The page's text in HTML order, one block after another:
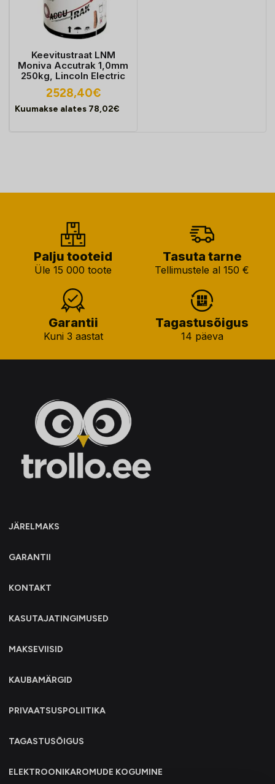
Keevitustraat LNM
Moniva Accutrak 1,0mm
250kg, Lincoln Electric
2528,40€
Kuumakse alates 78,02€
Palju tooteid
Üle 15 000 toote
Tasuta tarne
Tellimustele al 150 €
Garantii
Kuni 3 aastat
Tagastusõigus
14 päeva
JÄRELMAKS
GARANTII
KONTAKT
KASUTAJATINGIMUSED
MAKSEVIISID
KAUBAMÄRGID
PRIVAATSUSPOLIITIKA
TAGASTUSÕIGUS
ELEKTROONIKAROMUDE KOGUMINE